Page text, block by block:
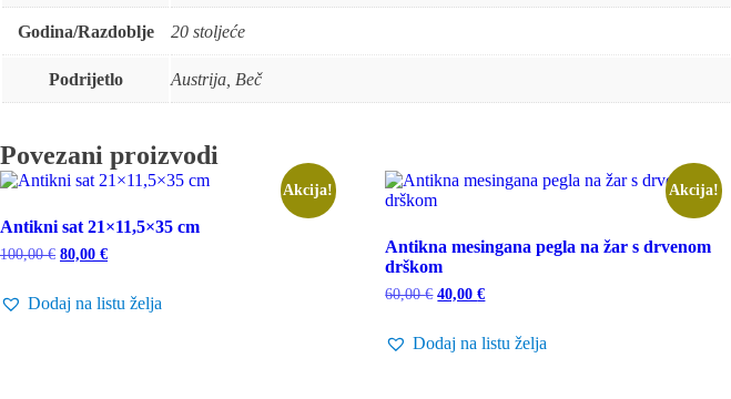
Godina/Razdoblje 20 stoljeće
Podrijetlo Austrija, Beč
Povezani proizvodi
Akcija!
Antikni sat 21×11,5×35 cm
100,00€ Izvorna
je:
80,00 €Trenutna
80,00 €.
Dodaj na listu želja
Akcija!
Antikna mesingana pegla na žar s drvenom
drškom
60,00€ Izvorna
je:
40,00€Trenutna
40,00 €.
Dodaj na listu želja